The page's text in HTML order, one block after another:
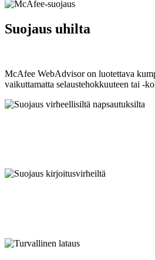
Suojaus uhilta
McAfee WebAdvisor on luotettava
vaikuttamatta selaustehokkuuteen tai -